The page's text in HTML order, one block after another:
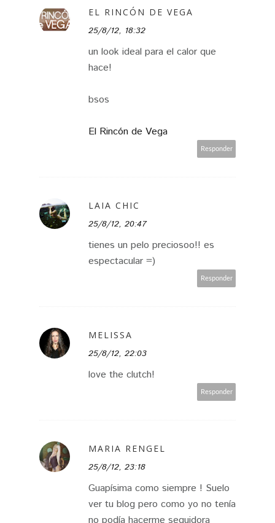
EL RINCÓN DE VEGA
25/8/12, 18:32
un look ideal para el calor que
hace!
bsos
El Rincón de Vega
Responder
LAIA CHIC
25/8/12, 20:47
tienes un pelo preciosoo!! es
espectacular =)
Responder
MELISSA
25/8/12, 22:03
love the clutch!
Responder
MARIA RENGEL
25/8/12, 23:18
Guapísima como siempre ! Suelo
ver tu blog pero como yo no tenía